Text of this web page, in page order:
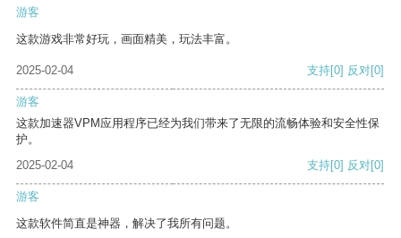
游客
这款游戏非常好玩，画面精美，玩法丰富。
2025-02-04 支持[0] 反对[0]
游客
这款加速器VPM应用程序已经为我们带来了无限的流畅体验和安全性保
护。
2025-02-04
支持[0] 反对[0]
游客
这款软件简直是神器，解决了我所有问题。